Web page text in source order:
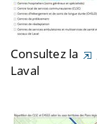
Consultez la
Laval